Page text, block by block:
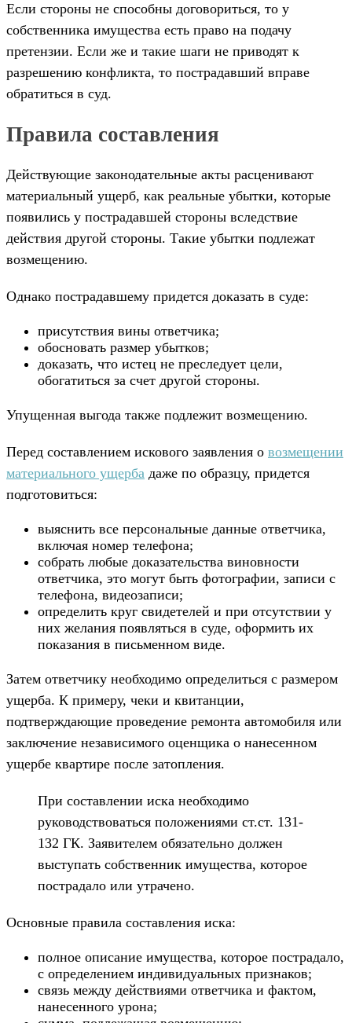
Если стороны не способны договориться, то у
собственника имущества есть право на подачу
претензии. Если же и такие шаги не приводят к
разрешению конфликта, то пострадавший вправе
обратиться в суд.
Правила составления
Действующие законодательные акты расценивают
материальный ущерб, как реальные убытки, которые
появились у пострадавшей стороны вследствие
действия другой стороны. Такие убытки подлежат
возмещению.
Однако пострадавшему придется доказать в суде:
присутствия вины ответчика;
обосновать размер убытков;
доказать, что истец не преследует цели,
обогатиться за счет другой стороны.
Упущенная выгода также подлежит возмещению.
Перед составлением искового заявления о возмещении
материального ущерба даже по образцу, придется
подготовиться:
выяснить все персональные данные ответчика,
включая номер телефона;
собрать любые доказательства виновности
ответчика, это могут быть фотографии, записи с
телефона, видеозаписи;
определить круг свидетелей и при отсутствии у
них желания появляться в суде, оформить их
показания в письменном виде.
Затем ответчику необходимо определиться с размером
ущерба. К примеру, чеки и квитанции,
подтверждающие проведение ремонта автомобиля или
заключение независимого оценщика о нанесенном
ущербе квартире после затопления.
При составлении иска необходимо
руководствоваться положениями ст.ст. 131-
132 ГК. Заявителем обязательно должен
выступать собственник имущества, которое
пострадало или утрачено.
Основные правила составления иска:
полное описание имущества, которое пострадало,
с определением индивидуальных признаков;
связь между действиями ответчика и фактом,
нанесенного урона;